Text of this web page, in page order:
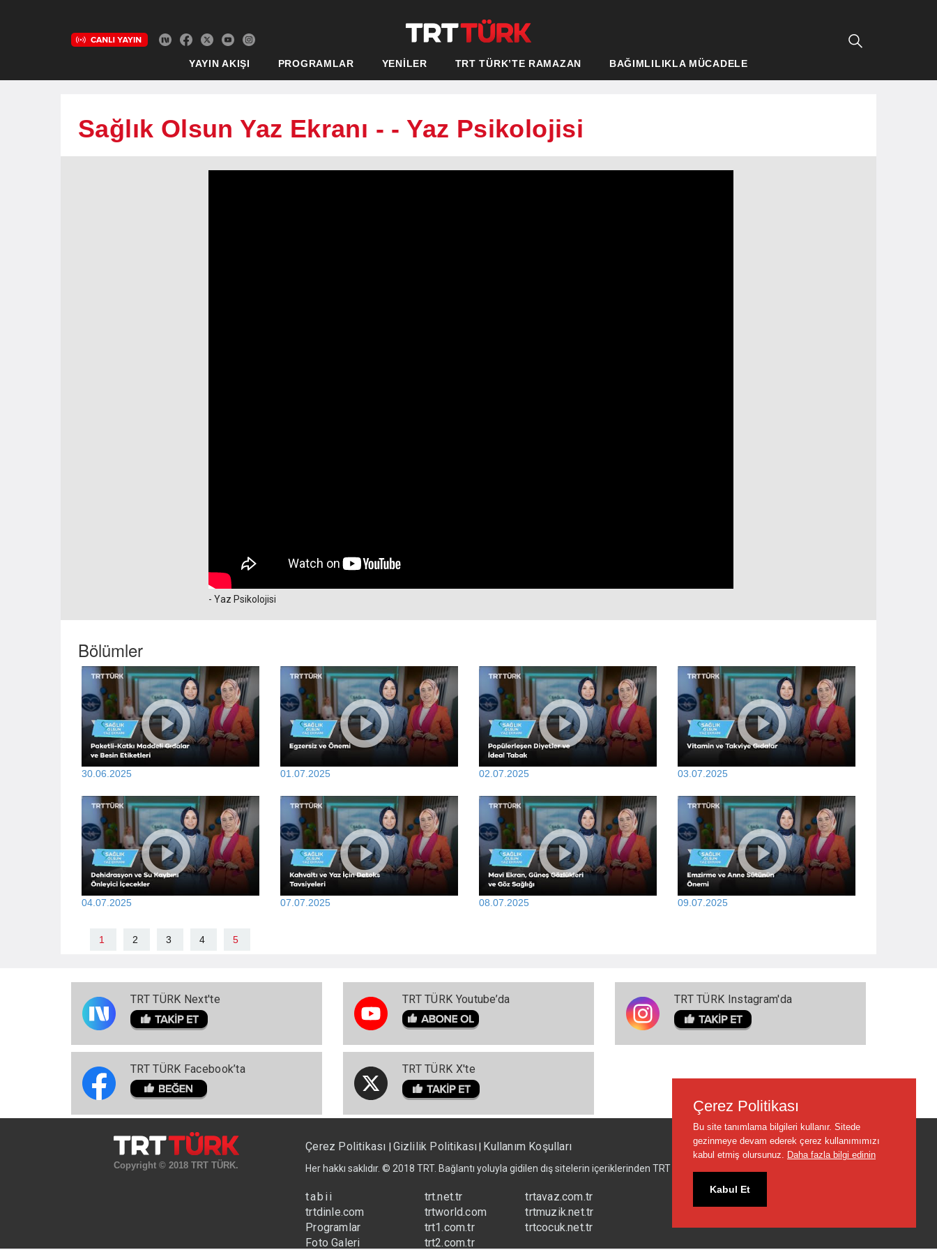
YAYIN AKIŞI PROGRAMLAR YENİLER TRT TÜRK’TE RAMAZAN BAĞIMLILIKLA MÜCADELE
Sağlık Olsun Yaz Ekranı - - Yaz Psikolojisi
- Yaz Psikolojisi
Bölümler
30.06.2025 01.07.2025 02.07.2025 03.07.2025
04.07.2025 07.07.2025 08.07.2025 09.07.2025
1 2 3 4 5
TRT TÜRK Next'te
TRT TÜRK Facebook’ta
TRT TÜRK Youtube’da
TRT TÜRK X'te
TRT TÜRK Instagram'da
Copyright © 2018 TRT TÜRK.
Çerez Politikası Gizlilik Politikası Kullanım Koşulları
Her hakkı saklıdır. © 2018 TRT. Bağlantı yoluyla gidilen dış sitelerin içeriklerinden TRT sorumlu değildir.
tabii
trtdinle.com
Programlar
Foto Galeri
trt.net.tr
trtworld.com
trt1.com.tr
trt2.com.tr
trtavaz.com.tr
trtmuzik.net.tr
trtcocuk.net.tr
Çerez Politikası
Bu site tanımlama bilgileri kullanır. Sitede
gezinmeye devam ederek çerez kullanımımızı
kabul etmiş olursunuz. Daha fazla bilgi edinin
Kabul Et